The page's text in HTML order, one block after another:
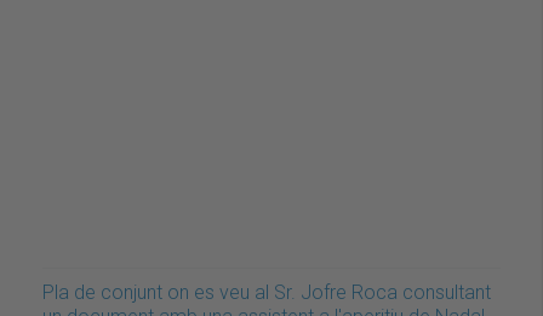
Pla de conjunt on es veu al Sr. Jofre Roca consultant